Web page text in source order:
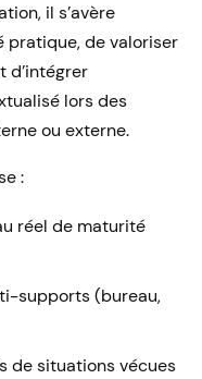
il s’avère
pratique, de valoriser
d’intégrer
lors des
ou externe.
:
réel de maturité
supports (bureau,
de situations vécues